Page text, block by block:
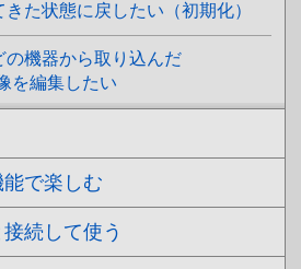
た状態に戻したい（初期化）
の機器から取り込んだ
を編集したい
で楽しむ
続して使う